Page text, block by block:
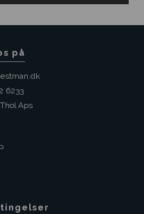
på
6233
Aps